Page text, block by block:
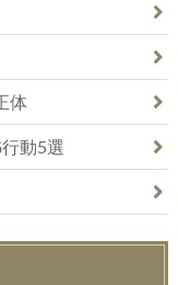
体
動5選